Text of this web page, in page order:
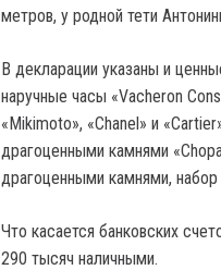
метров, у родной тети
В декларации указаны и
наручные часы «Vacheron
«Mikimoto», «Chanel» и
драгоценными камнями
драгоценными камнями,
Что касается банковских
290 тысяч наличными.